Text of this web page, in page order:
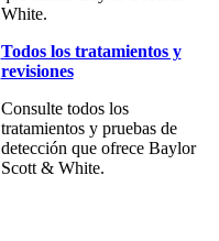
White.
Todos los tratamientos y
revisiones
Consulte todos los
tratamientos y pruebas de
detección que ofrece Baylor
Scott & White.